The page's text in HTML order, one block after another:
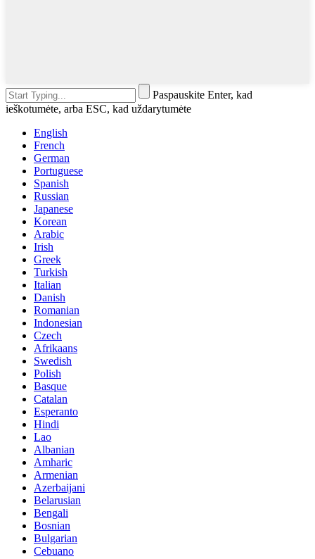
Paspauskite Enter, kad
ieškotumėte, arba ESC, kad uždarytumėte
English
French
German
Portuguese
Spanish
Russian
Japanese
Korean
Arabic
Irish
Greek
Turkish
Italian
Danish
Romanian
Indonesian
Czech
Afrikaans
Swedish
Polish
Basque
Catalan
Esperanto
Hindi
Lao
Albanian
Amharic
Armenian
Azerbaijani
Belarusian
Bengali
Bosnian
Bulgarian
Cebuano